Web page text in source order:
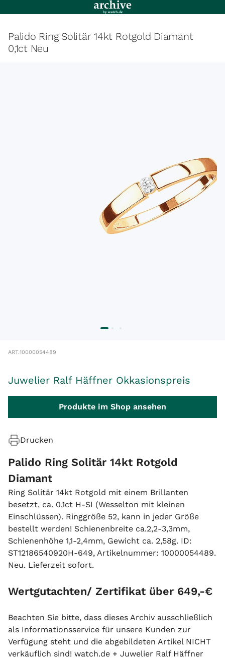
Palido Ring Solitär 14kt Rotgold Diamant
0,1ct Neu
ART.10000054489
Juwelier Ralf Häffner Okkasionspreis
Produkte im Shop ansehen
Drucken
Palido Ring Solitär 14kt Rotgold
Diamant
Ring Solitär 14kt Rotgold mit einem Brillanten
besetzt, ca. 0,1ct H-SI (Wesselton mit kleinen
Einschlüssen). Ringgröße 52, kann in jeder Größe
bestellt werden! Schienenbreite ca.2,2-3,3mm,
Schienenhöhe 1,1-2,4mm, Gewicht ca. 2,58g. ID:
ST12186540920H-649, Artikelnummer: 10000054489.
Neu. Lieferzeit sofort.
Wertgutachten/ Zertifikat über 649,-€
Beachten Sie bitte, dass dieses Archiv ausschließlich
als Informationsservice für unsere Kunden zur
Verfügung steht und die abgebildeten Artikel NICHT
verkäuflich sind! watch.de + Juwelier Ralf Häffner